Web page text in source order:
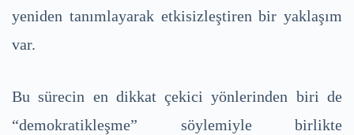
yeniden tanımlayarak etkisizleştiren bir yaklaşım
var.
Bu sürecin en dikkat çekici yönlerinden biri de
“demokratikleşme” söylemiyle birlikte